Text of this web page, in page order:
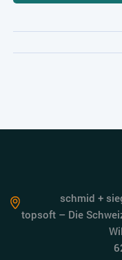
schmid +
topsoft – Die